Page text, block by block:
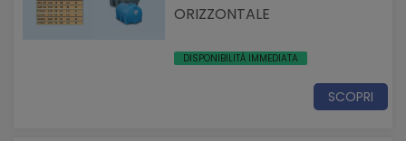
ORIZZONTALE
DISPONIBILITÀ IMMEDIATA
SCOPRI